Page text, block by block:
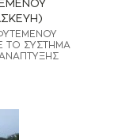
ΤΟ ΣΥΣΤΗΜΑ